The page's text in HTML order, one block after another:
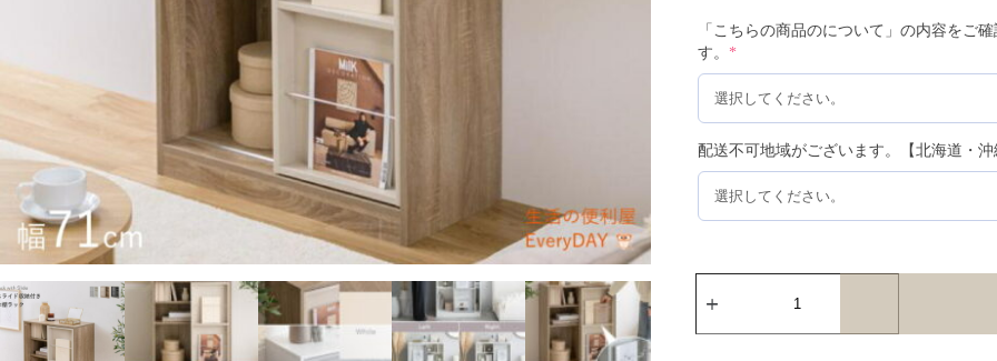
「こちらの商品のについて」の内容をご
す。 *
配送不可地域がございます。【北海道・沖